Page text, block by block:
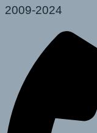
2009-2024